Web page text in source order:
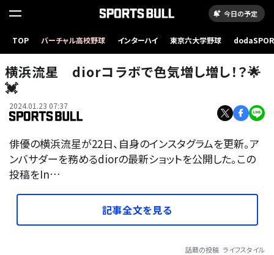
今日の予定
TOP バーチャル高校野球 インターハイ 東京六大学野球
横浜流星 diorコラボで色気増し増し！？🌟
💓
2024.01.23 07:37
俳優の横浜流星が22日、自身のインスタグラムを更新。ア
ンバサダーを務めるdiorの最新ショットを公開した。この
投稿をIn…
記事全文を見る
話題の投稿 ライフスタイル